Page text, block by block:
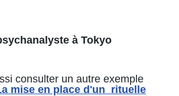
à Tokyo
consulter un autre exemple
mise en place d'un rituelle